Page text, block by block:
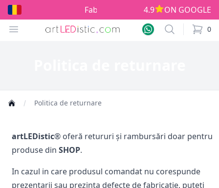
Fabricat în România!4.9
ON GOOGLE
Open menu
Search 0
items
Politica de returnare
artLEDistic® oferă retururi și rambursări doar pentru
produse din SHOP.
In cazul in care produsul comandat nu corespunde
prezentarii sau prezinta defecte de fabricatie, puteti